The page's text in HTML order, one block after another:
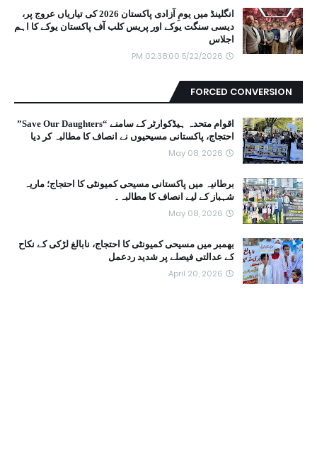
انگلینڈ میں یومِ آزادی پاکستان 2026 کی تیاریاں عروج پر،
دیسی سنگت یوکے اور پریس کلب آف پاکستان یوکے کا اہم
اجلاس
5/22/2026 02:38:00 PM
FORCED CONVERSION
اقوام متحدہ ہیڈکوارٹر کے سامنے “Save Our Daughters”
احتجاج، پاکستانی مسیحیوں نے انصاف کا مطالبہ کر دیا
May 08, 2026
برطانیہ میں پاکستانی مسیحی کمیونٹی کا احتجاج؛ ماریہ
شہباز کے لیے انصاف کا مطالبہ۔
May 08, 2026
بھمبر میں مسیحی کمیونٹی کا احتجاج، نابالغ لڑکی کے نکاح
کے عدالتی فیصلے پر شدید ردعمل
April 20, 2026